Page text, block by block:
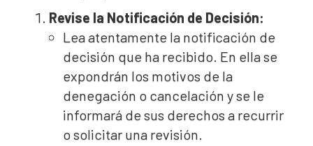
Revise la Notificación de Decisión:
Lea atentamente la notificación de
decisión que ha recibido. En ella se
expondrán los motivos de la
denegación o cancelación y se le
informará de sus derechos a recurrir
o solicitar una revisión.